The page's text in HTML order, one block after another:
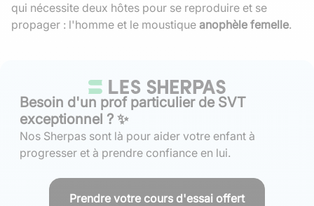
qui nécessite deux hôtes pour se reproduire et se
propager : l'homme et le moustique anophèle femelle.
Besoin d'un prof particulier de SVT
exceptionnel ? ✨
Nos Sherpas sont là pour aider votre enfant à
progresser et à prendre confiance en lui.
Prendre votre cours d'essai offert